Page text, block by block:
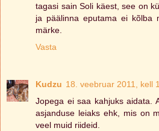
tagasi sain Soli käest, see on
ja päälinna eputama ei kõlba
märke.
Vasta
Kudzu 18. veebruar 2011, kell
Jopega ei saa kahjuks aidata.
asjanduse leiaks ehk, mis on
veel muid riideid.